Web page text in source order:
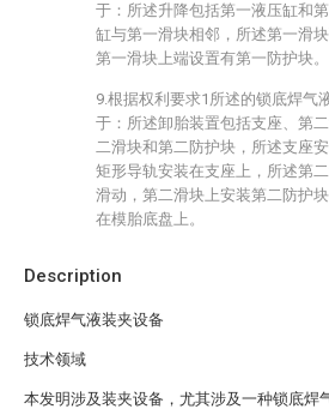
Description
锁底焊气液装夹设备
技术领域
本发明涉及装夹设备，尤其涉及一种锁底焊
于：所述升降包括第一液压缸和
缸与第一滑块相邻，所述第一滑
第一滑块上端设置有第一防护块。
9.根据权利要求1所述的锁底焊气
于：所述卸胎装置包括支座、第
二滑块和第二防护块，所述支座
矩形导轨安装在支座上，所述第
滑动，第二滑块上安装第二防护
在模胎底盘上。